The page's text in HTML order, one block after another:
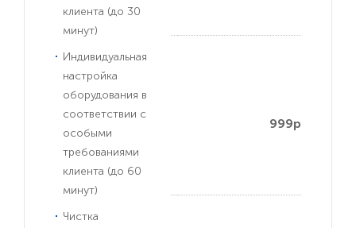
клиента (до 30
минут)
Индивидуальная
настройка
оборудования в
соответствии с
особыми
требованиями
клиента (до 60
минут)
999р
Чистка